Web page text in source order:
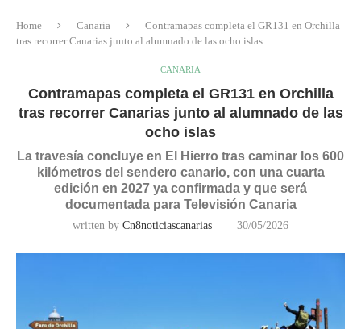
Home Canaria
Contramapas completa el GR131 en Orchilla
tras recorrer Canarias junto al alumnado de las ocho islas
CANARIA
Contramapas completa el GR131 en Orchilla
tras recorrer Canarias junto al alumnado de las
ocho islas
La travesía concluye en El Hierro tras caminar los 600
kilómetros del sendero canario, con una cuarta
edición en 2027 ya confirmada y que será
documentada para Televisión Canaria
written by Cn8noticiascanarias 30/05/2026